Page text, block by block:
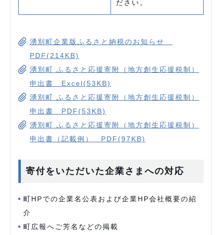
ださい。
湧別町企業版ふるさと納税のお知らせ
PDF(214KB)
湧別町 ふるさと応援寄附（地方創生応援税制）
申出書 Excel(53KB)
湧別町 ふるさと応援寄附（地方創生応援税制）
申出書 PDF(53KB)
湧別町 ふるさと応援寄附（地方創生応援税制）
申出書（記載例） PDF(97KB)
寄付をいただいた企業さまへの対応
町HPでの企業名公表および企業HP会社概要の紹
介
町広報へご芳名などの掲載